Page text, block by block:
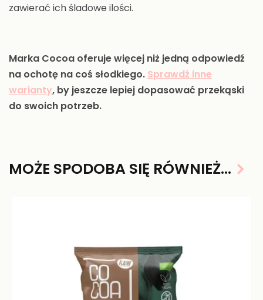
zawierać ich śladowe ilości.
Marka Cocoa oferuje więcej niż jedną odpowiedź
na ochotę na coś słodkiego. Sprawdź inne
warianty, by jeszcze lepiej dopasować przekąski
do swoich potrzeb.
MOŻE SPODOBA SIĘ RÓWNIEŻ…